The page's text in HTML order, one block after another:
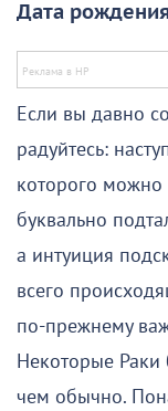
Дата
Если вы давно
радуйтесь:
которого можно
буквально
а интуиция
всего
по-прежнему
Некоторые Раки
чем обычно.